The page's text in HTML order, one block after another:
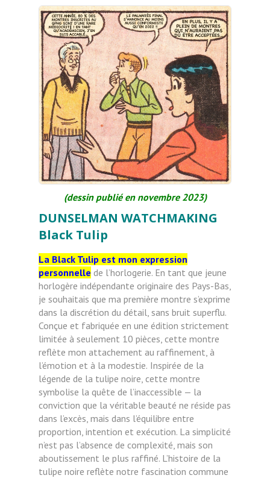
(dessin publié en novembre 2023)
DUNSELMAN WATCHMAKING
Black Tulip
La Black Tulip est mon expression
personnelle de l’horlogerie. En tant que jeune
horlogère indépendante originaire des Pays-Bas,
je souhaitais que ma première montre s’exprime
dans la discrétion du détail, sans bruit superflu.
Conçue et fabriquée en une édition strictement
limitée à seulement 10 pièces, cette montre
reflète mon attachement au raffinement, à
l’émotion et à la modestie. Inspirée de la
légende de la tulipe noire, cette montre
symbolise la quête de l’inaccessible — la
conviction que la véritable beauté ne réside pas
dans l’excès, mais dans l’équilibre entre
proportion, intention et exécution. La simplicité
n’est pas l’absence de complexité, mais son
aboutissement le plus raffiné. L’histoire de la
tulipe noire reflète notre fascination commune